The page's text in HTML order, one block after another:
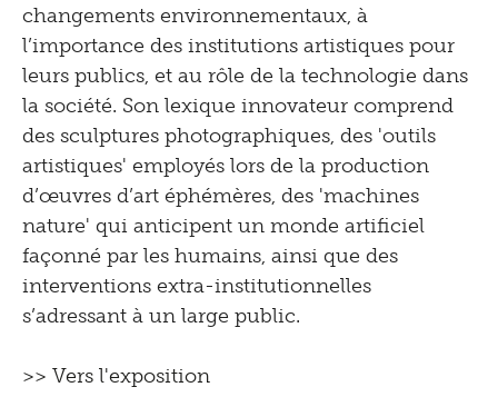
changements environnementaux, à
l’importance des institutions artistiques pour
leurs publics, et au rôle de la technologie dans
la société. Son lexique innovateur comprend
des sculptures photographiques, des 'outils
artistiques' employés lors de la production
d’œuvres d’art éphémères, des 'machines
nature' qui anticipent un monde artificiel
façonné par les humains, ainsi que des
interventions extra-institutionnelles
s’adressant à un large public.
>> Vers l'exposition